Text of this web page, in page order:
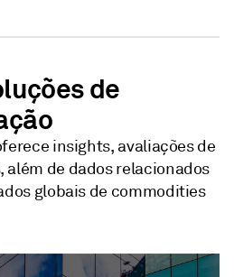
de
insights, avaliações de
além de dados relacionados
globais de commodities